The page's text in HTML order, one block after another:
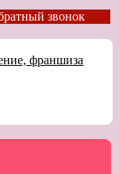
звонок
франшиза